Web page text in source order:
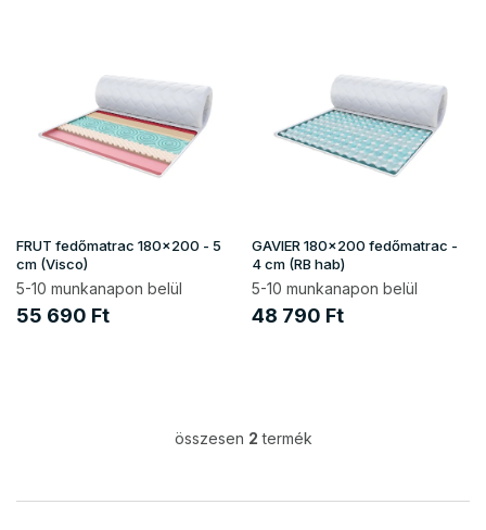
i
s
t
á
FRUT fedőmatrac 180x200 - 5
cm (Visco)
5-10 munkanapon belül
55 690 Ft
GAVIER 180x200 fedőmatrac -
4 cm (RB hab)
5-10 munkanapon belül
48 790 Ft
L
t
összesen 2 termék